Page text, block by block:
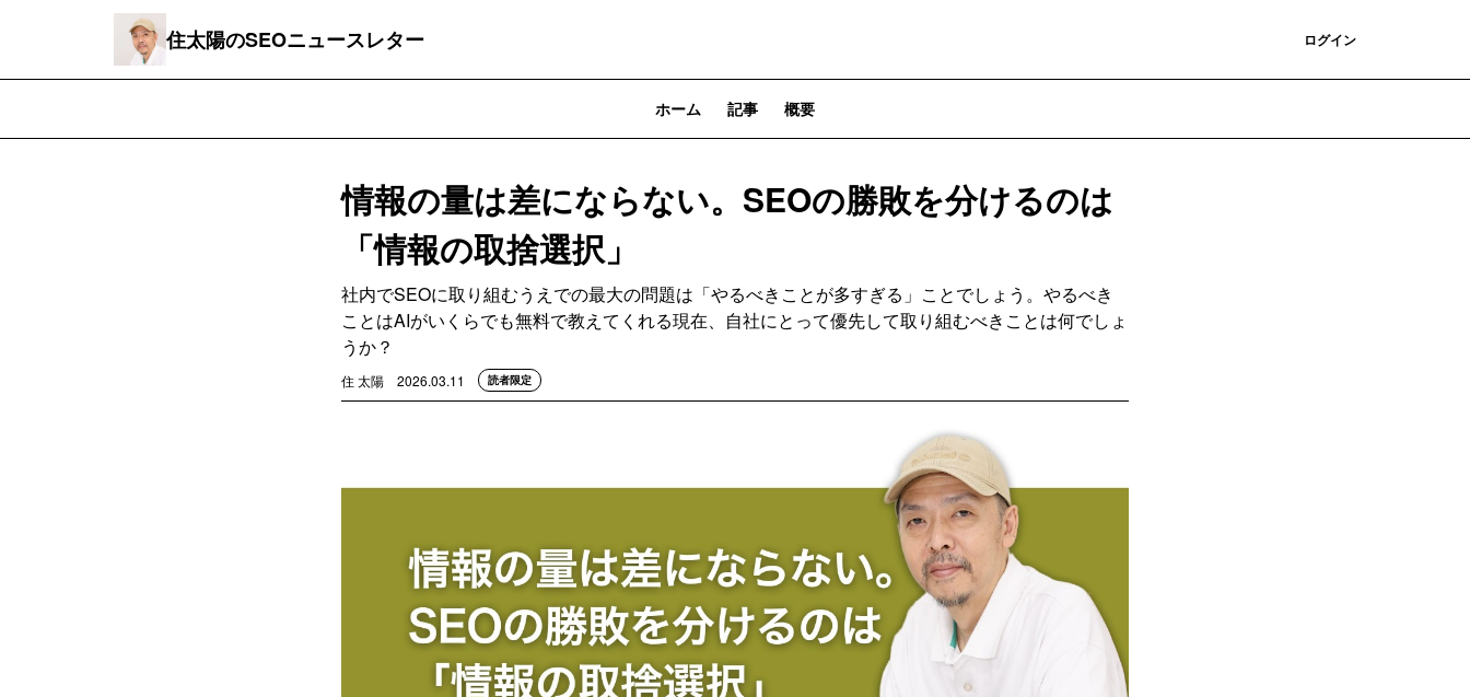
住太陽のSEOニュースレター ログイン
ホーム 記事 概要
情報の量は差にならない。SEOの勝敗を分けるのは
「情報の取捨選択」
社内でSEOに取り組むうえでの最大の問題は「やるべきことが多すぎる」ことでしょう。やるべき
ことはAIがいくらでも無料で教えてくれる現在、自社にとって優先して取り組むべきことは何でしょ
うか？
住 太陽 2026.03.11 読者限定